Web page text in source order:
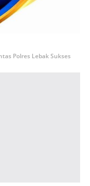
Polres Lebak Sukses